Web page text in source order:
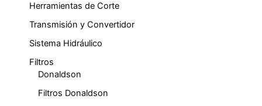
Herramientas de Corte
Transmisión y Convertidor
Sistema Hidráulico
Filtros
Donaldson
Filtros Donaldson